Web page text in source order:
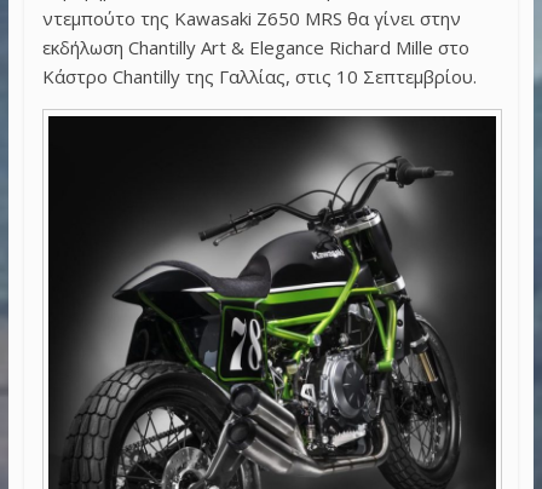
ντεμπούτο της Kawasaki Z650 MRS θα γίνει στην
εκδήλωση Chantilly Art & Elegance Richard Mille στο
Κάστρο Chantilly της Γαλλίας, στις 10 Σεπτεμβρίου.